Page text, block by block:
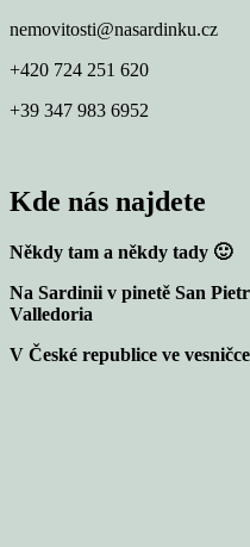
nemovitosti@nasardinku.cz
+420 724 251 620
+39 347 983 6952
Kde nás najdete
Někdy tam a někdy tady 🙂
Na Sardinii v pinetě San
Valledoria
V České republice ve